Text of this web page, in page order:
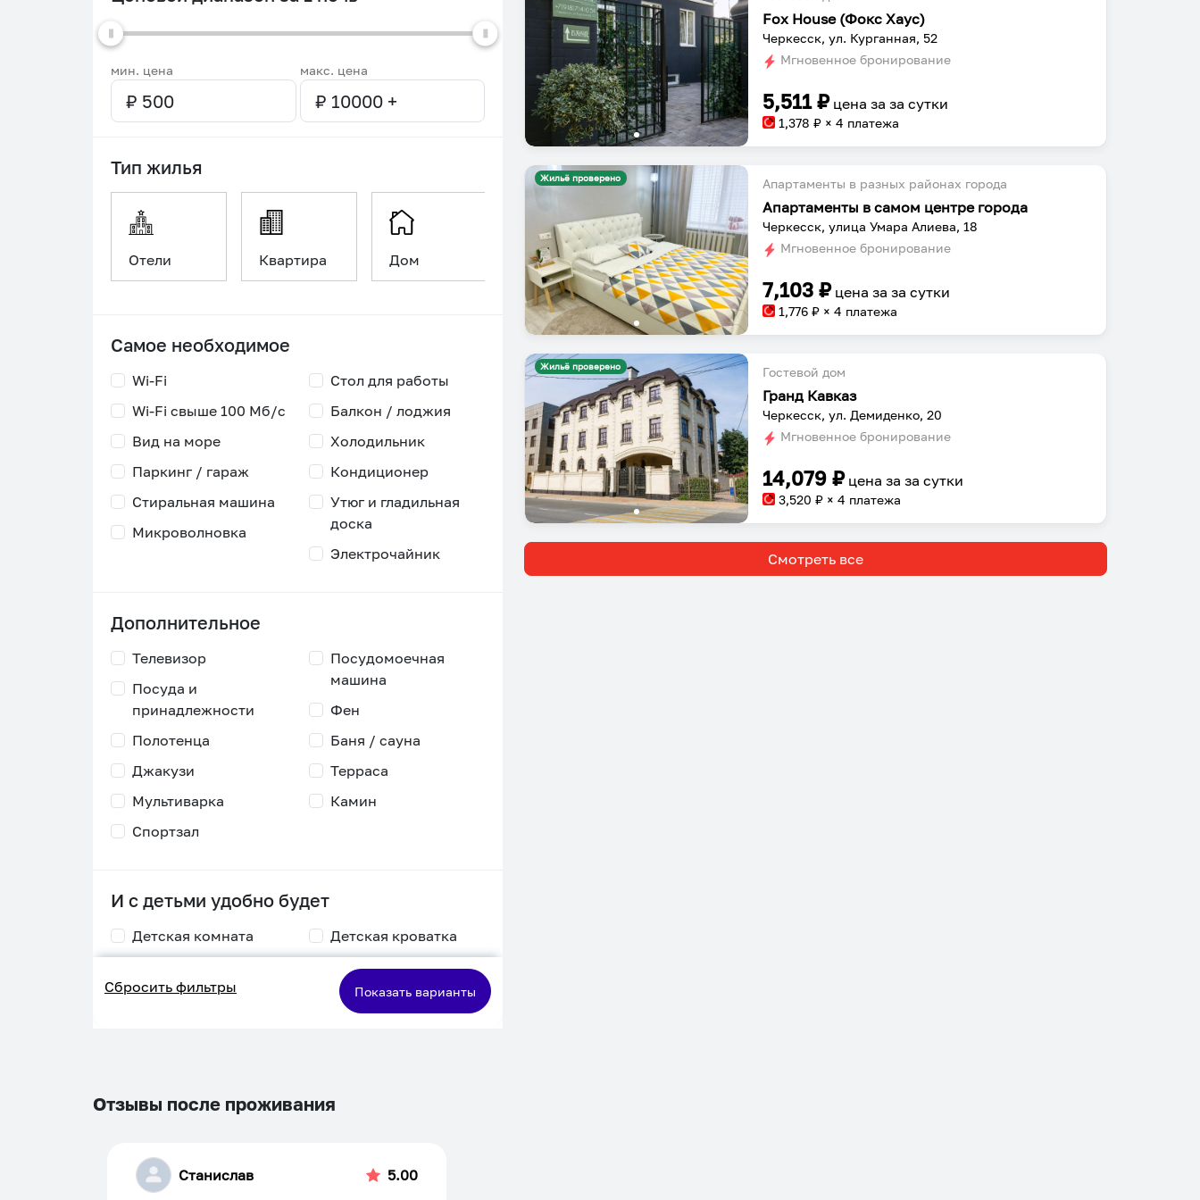
мин. цена макс. цена
Тип жилья
Отели Квартира Дом Уникальное
Самое необходимое
Wi-Fi
Wi-Fi свыше 100 Мб/с
Стол для работы
Балкон / лоджия
Вид на море
Паркинг / гараж
Холодильник
Кондиционер
Стиральная машина
Микроволновка
Утюг и гладильная
доска
Электрочайник
Дополнительное
Телевизор
Посуда и
принадлежности
Посудомоечная
машина
Фен
Полотенца
Джакузи
Баня / сауна
Терраса
Мультиварка
Спортзал
Камин
И с детьми удобно будет
Детская комната
кормления
Детская кроватка
Двухъярусная
кровать
Сбросить фильтры Показать варианты
Fox House (Фокс Хаус)
Черкесск, ул. Курганная, 52
Мгновенное бронирование
5,511₽ цена заза сутки
1,378 ₽ × 4 платежа
Жильё проверено Апартаменты в разных районах города
Апартаменты в самом центре города
Черкесск, улица Умара Алиева, 18
Мгновенное бронирование
7,103 ₽ цена заза сутки
1,776 ₽ × 4 платежа
Жильё проверено Гостевой дом
Гранд Кавказ
Черкесск, ул. Демиденко, 20
Мгновенное бронирование
14,079 ₽ цена заза сутки
3,520 ₽ × 4 платежа
Смотреть все
Отзывы после проживания
Станислав 5.00